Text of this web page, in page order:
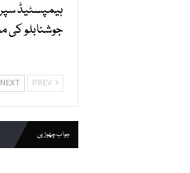
ہیمپسٹیڈ
جوشنابلو
NEXT
جواب چھوڑیں